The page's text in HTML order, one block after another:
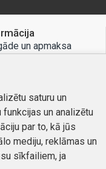
un apmaksa
tiesības
saturu un
un analizētu
par to, kā jūs
mediju, reklāmas un
sīkfailiem, ja